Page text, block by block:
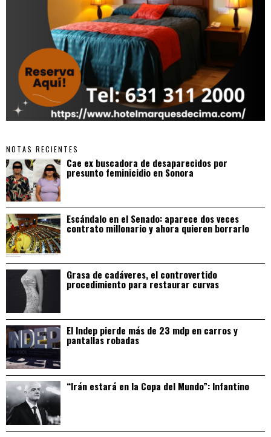
NOTAS RECIENTES
Cae ex buscadora de desaparecidos por
presunto feminicidio en Sonora
Escándalo en el Senado: aparece dos veces
contrato millonario y ahora quieren borrarlo
Grasa de cadáveres, el controvertido
procedimiento para restaurar curvas
El Indep pierde más de 23 mdp en carros y
pantallas robadas
“Irán estará en la Copa del Mundo”: Infantino